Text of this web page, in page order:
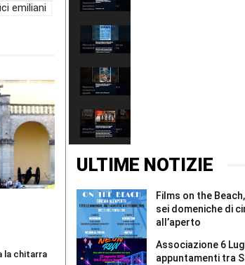
emiliani
la chitarra
#Shorts
6
agosto
#Shorts
l’arte
inaugura
nuova
vita
del
bunker
di
Affi
#Shorts
ULTIME NOTIZIE
Films on the
sei domeniche di
all’aperto
Associazione 6
appuntamenti tra